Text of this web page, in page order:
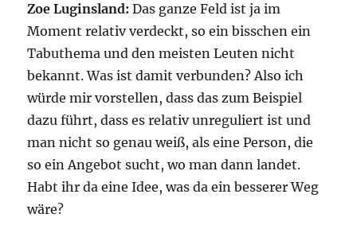
Zoe Luginsland:Das ganze Feld ist ja im
Moment relativ verdeckt, so ein bisschen ein
Tabuthema und den meisten Leuten nicht
bekannt. Was ist damit verbunden? Also ich
würde mir vorstellen, dass das zum Beispiel
dazu führt, dass es relativ unreguliert ist und
man nicht so genau weiß, als eine Person, die
so ein Angebot sucht, wo man dann landet.
Habt ihr da eine Idee, was da ein besserer Weg
wäre?